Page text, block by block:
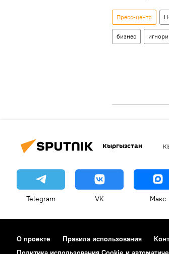
Пресс-центр
бизнес
Кыргызстан
Telegram VK Макс
О проекте Правила использования